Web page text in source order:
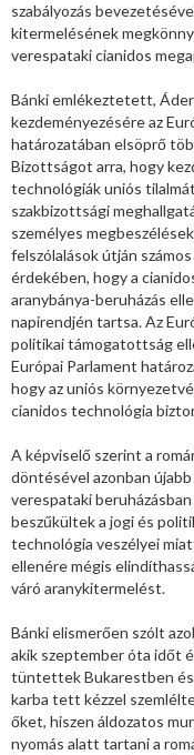
szabályozás
kitermelésének
verespataki cianidos
Bánki emlékeztetett,
kezdeményezésére az
határozatában elsöprő
Bizottságot arra, hogy
technológiák uniós
szakbizottsági
személyes
felszólalások útján
érdekében, hogy a
aranybánya-beruházás
napirendjén tartsa. Az
politikai támogatottság
Európai Parlament
hogy az uniós
cianidos technológia
A képviselő szerint a
döntésével azonban
verespataki
beszűkültek a jogi és
technológia veszélyei
ellenére mégis
váró aranykitermelést.
Bánki elismerően szólt
akik szeptember óta időt
tüntettek Bukarestben és
karba tett kézzel
őket, hiszen áldozatos
nyomás alatt tartani a